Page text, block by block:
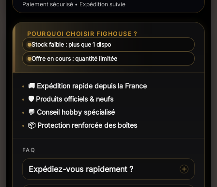
Paiement sécurisé • Expédition suivie
POURQUOI CHOISIR FIGHOUSE ?
Stock faible : plus que 1 dispo
Offre en cours : quantité limitée
🚚 Expédition rapide depuis la France
🛡️ Produits officiels & neufs
💬 Conseil hobby spécialisé
📦 Protection renforcée des boîtes
FAQ
Expédiez-vous rapidement ?